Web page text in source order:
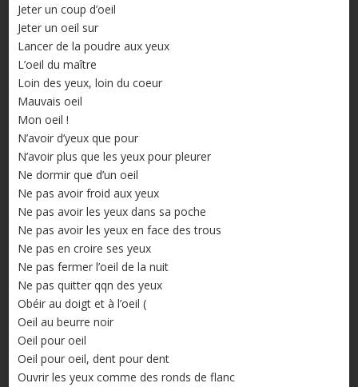
Jeter un coup d’oeil
Jeter un oeil sur
Lancer de la poudre aux yeux
L’oeil du maître
Loin des yeux, loin du coeur
Mauvais oeil
Mon oeil !
N’avoir d’yeux que pour
N’avoir plus que les yeux pour pleurer
Ne dormir que d’un oeil
Ne pas avoir froid aux yeux
Ne pas avoir les yeux dans sa poche
Ne pas avoir les yeux en face des trous
Ne pas en croire ses yeux
Ne pas fermer l’oeil de la nuit
Ne pas quitter qqn des yeux
Obéir au doigt et à l’oeil (
Oeil au beurre noir
Oeil pour oeil
Oeil pour oeil, dent pour dent
Ouvrir les yeux comme des ronds de flanc